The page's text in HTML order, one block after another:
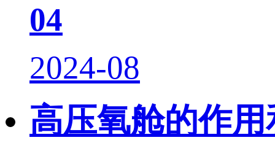
04
2024-08
高压氧舱的作